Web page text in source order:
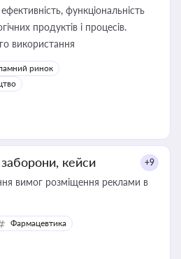
функціональність
продуктів і процесів.
використання
ринок
кейси +9
вимог розміщення реклами в
Фармацевтика